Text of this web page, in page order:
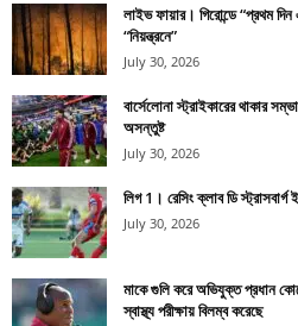
লাইভ ফায়ার। গিরোন্ডে “প্রথম
“নিয়ন্ত্রনে”
July 30, 2026
বার্সেলোনা স্ট্রাইকারের থাকার
অসন্তুষ্ট
July 30, 2026
লিগ 1। রেসিং ক্লাব ডি
July 30, 2026
মাকে গুলি করে অভিযুক্ত প্রধান
স্বাস্থ্য পরীক্ষায় বিলম্ব করেছে